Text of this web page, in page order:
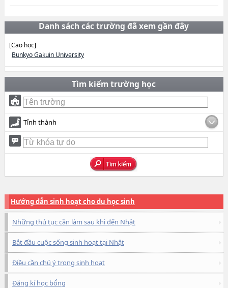
Danh sách các trường đã xem gần đây
[Cao học]
Bunkyo Gakuin University
Tìm kiếm trường học
Tỉnh thành
Hướng dẫn sinh hoạt cho du học sinh
Những thủ tục cần làm sau khi đến Nhật
Bắt đầu cuộc sống sinh hoạt tại Nhật
Điều cần chú ý trong sinh hoạt
Đăng kí học bổng